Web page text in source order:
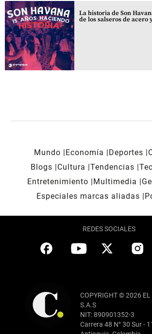
La historia de Son
de los salseros de acero
Mundo Economía Deportes
Blogs
Cultura Tendencias
Entretenimiento
Multimedia
Especiales marcas aliadas
REDES SOCIALES
COPYRIGHT © 2026
S.A.S
NIT: 890901352-3
Carrera 48 N° 30 Sur -